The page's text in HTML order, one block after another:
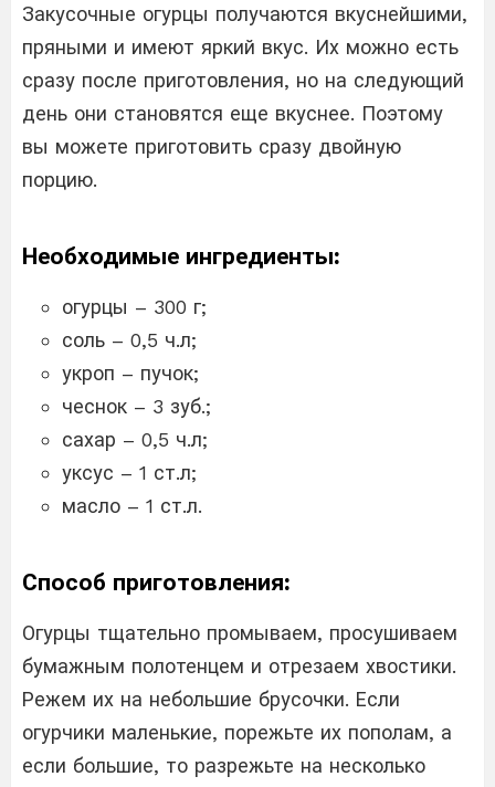
Закусочные огурцы получаются вкуснейшими,
пряными и имеют яркий вкус. Их можно есть
сразу после приготовления, но на следующий
день они становятся еще вкуснее. Поэтому
вы можете приготовить сразу двойную
порцию.
Необходимые ингредиенты:
огурцы – 300 г;
соль – 0,5 ч.л;
укроп – пучок;
чеснок – 3 зуб.;
сахар – 0,5 ч.л;
уксус – 1 ст.л;
масло – 1 ст.л.
Способ приготовления:
Огурцы тщательно промываем, просушиваем
бумажным полотенцем и отрезаем хвостики.
Режем их на небольшие брусочки. Если
огурчики маленькие, порежьте их пополам, а
если большие, то разрежьте на несколько